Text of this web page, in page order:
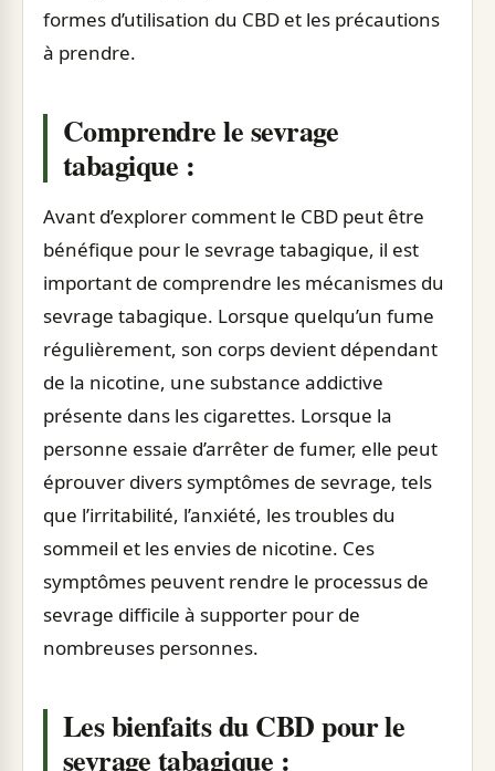
formes d’utilisation du CBD et les précautions
à prendre.
Comprendre le sevrage
tabagique :
Avant d’explorer comment le CBD peut être
bénéfique pour le sevrage tabagique, il est
important de comprendre les mécanismes du
sevrage tabagique. Lorsque quelqu’un fume
régulièrement, son corps devient dépendant
de la nicotine, une substance addictive
présente dans les cigarettes. Lorsque la
personne essaie d’arrêter de fumer, elle peut
éprouver divers symptômes de sevrage, tels
que l’irritabilité, l’anxiété, les troubles du
sommeil et les envies de nicotine. Ces
symptômes peuvent rendre le processus de
sevrage difficile à supporter pour de
nombreuses personnes.
Les bienfaits du CBD pour le
sevrage tabagique :